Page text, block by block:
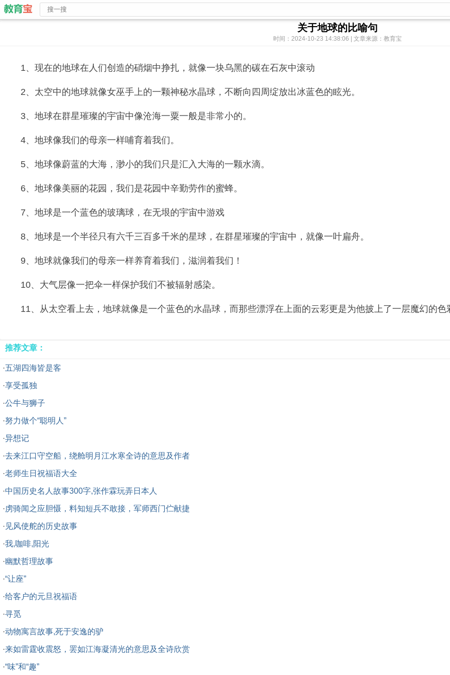
关于地球的比喻句
时间：2024-10-23 14:38:06 | 文章来源：教育宝
1、现在的地球在人们创造的硝烟中挣扎，就像一块乌黑的碳在石灰中滚动
2、太空中的地球就像女巫手上的一颗神秘水晶球，不断向四周绽放出冰蓝色的眩光。
3、地球在群星璀璨的宇宙中像沧海一粟一般是非常小的。
4、地球像我们的母亲一样哺育着我们。
5、地球像蔚蓝的大海，渺小的我们只是汇入大海的一颗水滴。
6、地球像美丽的花园，我们是花园中辛勤劳作的蜜蜂。
7、地球是一个蓝色的玻璃球，在无垠的宇宙中游戏
8、地球是一个半径只有六千三百多千米的星球，在群星璀璨的宇宙中，就像一叶扁舟。
9、地球就像我们的母亲一样养育着我们，滋润着我们！
10、大气层像一把伞一样保护我们不被辐射感染。
11、从太空看上去，地球就像是一个蓝色的水晶球，而那些漂浮在上面的云彩更是为他披上了一层魔幻的色
推荐文章：
·五湖四海皆是客
·享受孤独
·公牛与狮子
·努力做个“聪明人”
·异想记
·去来江口守空船，绕舱明月江水寒全诗的意思及作者
·老师生日祝福语大全
·中国历史名人故事300字,张作霖玩弄日本人
·虏骑闻之应胆慑，料知短兵不敢接，军师西门伫献捷
· 见风使舵的历史故事
·我,咖啡,阳光
·幽默哲理故事
·“让座”
·给客户的元旦祝福语
·寻觅
·动物寓言故事,死于安逸的驴
·来如雷霆收震怒，罢如江海凝清光的意思及全诗欣赏
·“味”和“趣”